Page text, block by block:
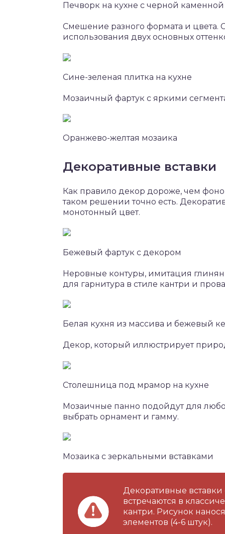
Печворк на кухне с черной
Смешение разного формата и цвета.
использования двух основных
Сине-зеленая плитка на кухне
Мозаичный фартук с яркими
Оранжево-желтая мозаика
Декоративные вставки
Как правило декор дороже, чем
таком решении точно есть.
монотонный цвет.
Бежевый фартук с декором
Неровные контуры, имитация
для гарнитура в стиле кантри и
Белая кухня из массива и бежевый
Декор, который иллюстрирует
Столешница под мрамор на кухне
Мозаичные панно подойдут для
выбрать орнамент и гамму.
Мозаика с зеркальными вставками
Декоративные
встречаются в
кантри. Рисунок
элементов (4-6 штук).